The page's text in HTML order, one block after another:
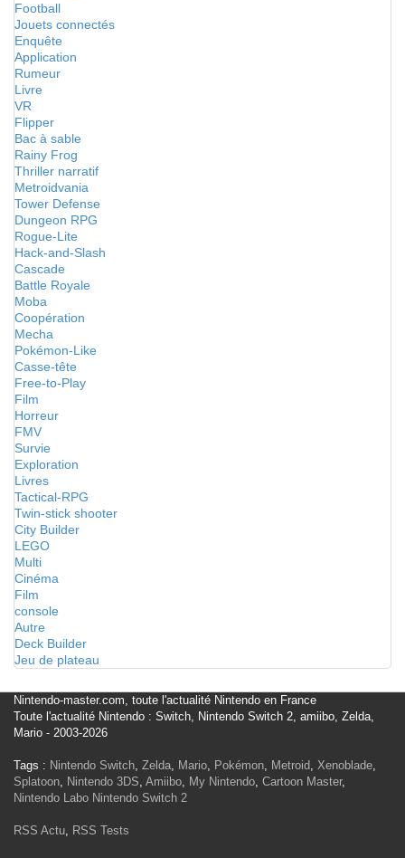
Football
Jouets connectés
Enquête
Application
Rumeur
Livre
VR
Flipper
Bac à sable
Rainy Frog
Thriller narratif
Metroidvania
Tower Defense
Dungeon RPG
Rogue-Lite
Hack-and-Slash
Cascade
Battle Royale
Moba
Coopération
Mecha
Pokémon-Like
Casse-tête
Free-to-Play
Film
Horreur
FMV
Survie
Exploration
Livres
Tactical-RPG
Twin-stick shooter
City Builder
LEGO
Multi
Cinéma
Film
console
Autre
Deck Builder
Jeu de plateau
Nintendo-master.com, toute l'actualité Nintendo en France
Toute l'actualité Nintendo : Switch, Nintendo Switch 2, amiibo, Zelda,
Mario - 2003-2026
Tags : Nintendo Switch, Zelda, Mario, Pokémon, Metroid, Xenoblade,
Splatoon, Nintendo 3DS, Amiibo, My Nintendo, Cartoon Master,
Nintendo Labo Nintendo Switch 2
RSS Actu, RSS Tests